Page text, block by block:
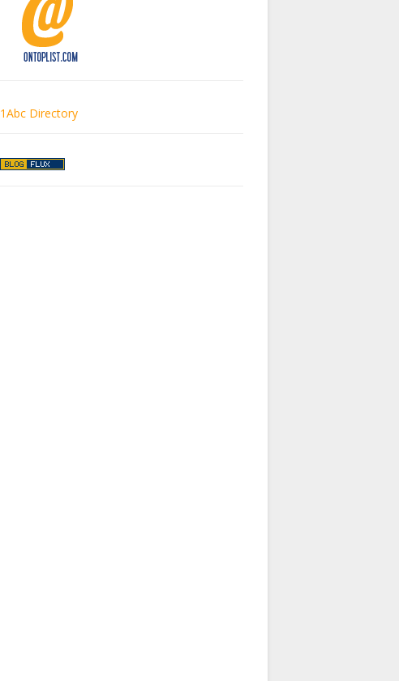
1Abc Directory